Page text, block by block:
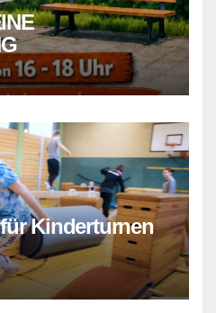
Kinderturnen